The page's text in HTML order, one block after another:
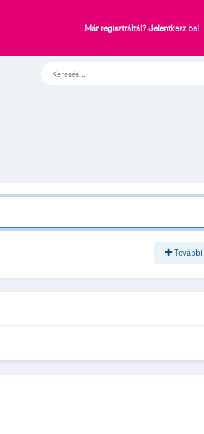
Már regisztráltál? Jelentkezz be!
További